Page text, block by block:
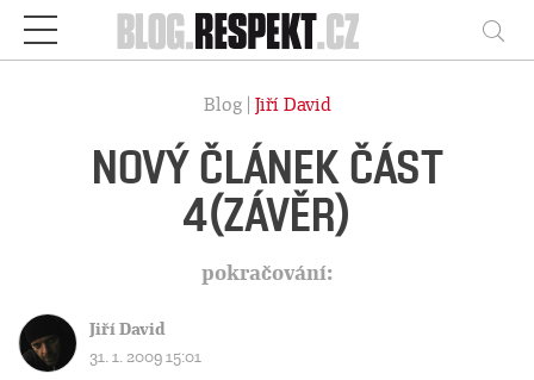
Respekt
Blog | Jiří David
NOVÝ ČLÁNEK ČÁST
4(ZÁVĚR)
pokračování:
Jiří David
31. 1. 2009 15:01